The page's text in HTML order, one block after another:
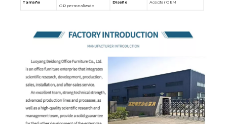
Tamaño
OR personalizado
Diseño Aceptar OEM